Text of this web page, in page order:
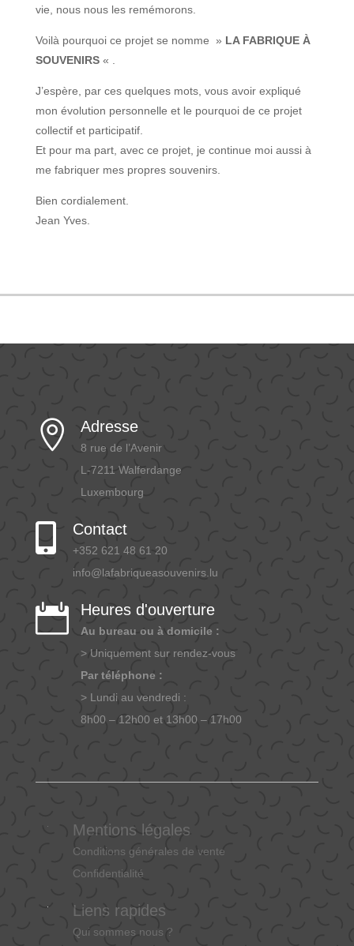
vie, nous nous les remémorons.
Voilà pourquoi ce projet se nomme » LA FABRIQUE À
SOUVENIRS« .
J’espère, par ces quelques mots, vous avoir expliqué
mon évolution personnelle et le pourquoi de ce projet
collectif et participatif.
Et pour ma part, avec ce projet, je continue moi aussi à
me fabriquer mes propres souvenirs.
Bien cordialement.
Jean Yves.
 Adresse
8 rue de l’Avenir
L-7211 Walferdange
Luxembourg
 Contact
+352 621 48 61 20
info@lafabriqueasouvenirs.lu
 Heures d'ouverture
Au bureau ou à domicile :
> Uniquement sur rendez-vous
Par téléphone :
> Lundi au vendredi :
8h00 – 12h00 et 13h00 – 17h00
Mentions légales
Conditions générales de vente
Confidentialité
Liens rapides
Qui sommes nous ?